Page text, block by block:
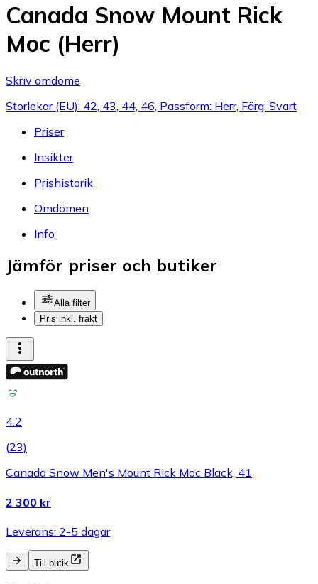
Canada Snow Mount Rick
Moc (Herr)
Skriv omdöme
Storlekar (EU): 42, 43, 44, 46, Passform: Herr, Färg: Svart
Priser
Insikter
Prishistorik
Omdömen
Info
Jämför priser och butiker
Alla filter
Pris inkl. frakt
4.2
(23)
Canada Snow Men's Mount Rick Moc Black, 41
2 300 kr
Leverans: 2-5 dagar
Till butik